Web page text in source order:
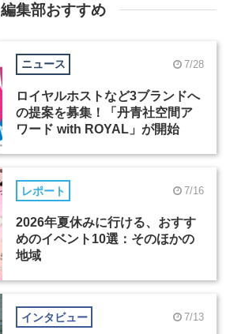
編集部おすすめ
ニュース 7/28
ロイヤルホストなど3ブランドへ
の提案を募集！「丹青社空間ア
ワード with ROYAL」が開始
レポート 7/16
2026年夏休みに行ける、おすす
めのイベント10選：そのほかの
地域
インタビュー 7/13